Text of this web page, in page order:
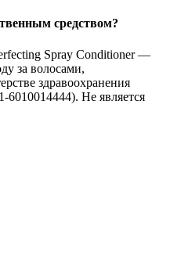
средством?
Spray Conditioner —
за волосами,
здравоохранения
Не является